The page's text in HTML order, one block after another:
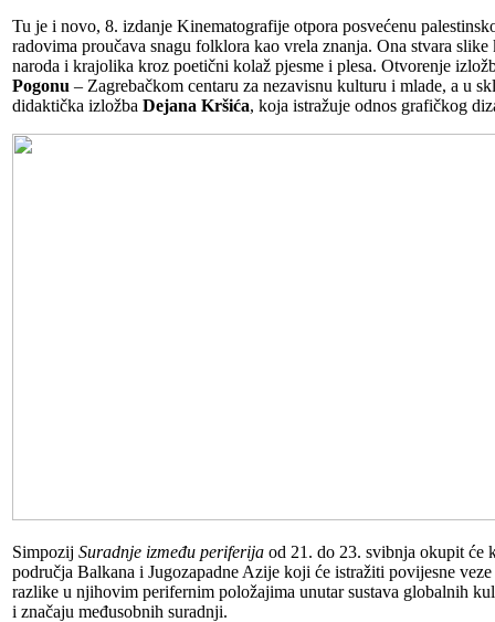
Tu je i novo, 8. izdanje Kinematografije otpora posvećenu
radovima proučava snagu folklora kao vrela znanja. Ona stvara
naroda i krajolika kroz poetični kolaž pjesme i plesa. Otvorenje
Pogonu – Zagrebačkom centaru za nezavisnu kulturu i mlade, a u
didaktička izložba Dejana Kršića, koja istražuje odnos grafičkog
Simpozij Suradnje između periferija od 21. do 23. svibnja okupit će
područja Balkana i Jugozapadne Azije koji će istražiti povijesne
razlike u njihovim perifernim položajima unutar sustava globalnih
i značaju međusobnih suradnji.